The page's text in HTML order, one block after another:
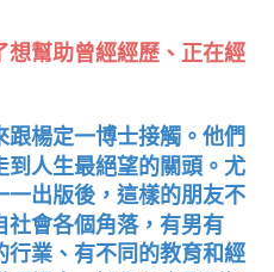
想幫助曾經經歷、正在經
楊定一博士接觸。他們
到人生最絕望的關頭。尤
一出版後，這樣的朋友不
社會各個角落，有男有
行業、有不同的教育和經